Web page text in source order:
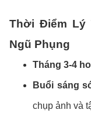
Thời Điểm Lý
Ngũ Phụng
Tháng 3-4
Buổi sáng
chụp ảnh và